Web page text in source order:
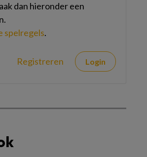
dan hieronder een
spelregels.
Registreren Login